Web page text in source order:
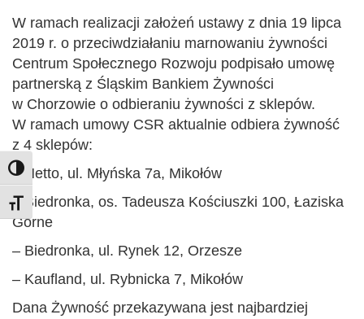
Toggle High Contrast
Toggle Font size
W ramach realizacji założeń ustawy z dnia 19 lipca
2019 r. o przeciwdziałaniu marnowaniu żywności
Centrum Społecznego Rozwoju podpisało umowę
partnerską z Śląskim Bankiem Żywności
w Chorzowie o odbieraniu żywności z sklepów.
W ramach umowy CSR aktualnie odbiera żywność
z 4 sklepów:
– Netto, ul. Młyńska 7a, Mikołów
– Biedronka, os. Tadeusza Kościuszki 100, Łaziska
Górne
– Biedronka, ul. Rynek 12, Orzesze
– Kaufland, ul. Rybnicka 7, Mikołów
Dana Żywność przekazywana jest najbardziej